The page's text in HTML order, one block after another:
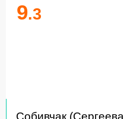
9.3
Собивчак